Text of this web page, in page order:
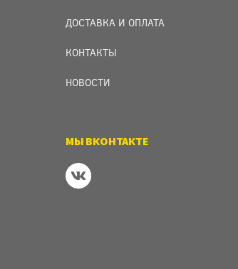
ДОСТАВКА И ОПЛАТА
КОНТАКТЫ
НОВОСТИ
МЫ ВКОНТАКТЕ